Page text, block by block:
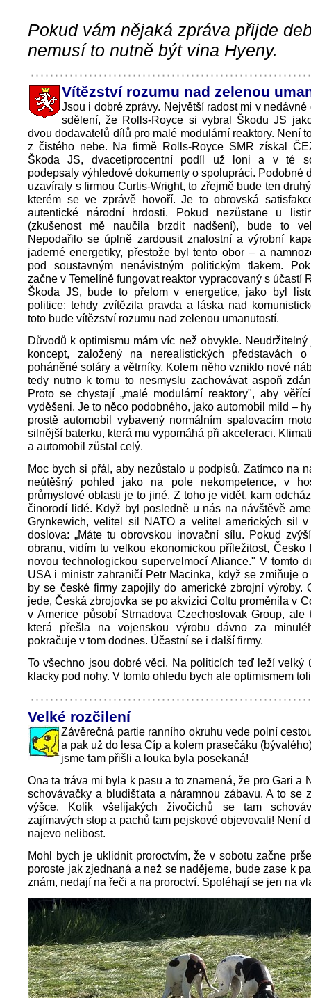
Pokud vám nějaká zpráva přijde
nemusí to nutně být vina Hyeny.
Vítězství rozumu nad zelenou
Jsou i dobré zprávy. Největší radost mi v
sdělení, že Rolls-Royce si vybral Škodu JS
dvou dodavatelů dílů pro malé modulární reaktory. Není
z čistého nebe. Na firmě Rolls-Royce SMR získal
Škoda JS, dvacetiprocentní podíl už loni a v té
podepsaly výhledové dokumenty o spolupráci. Podobné
uzavíraly s firmou Curtis-Wright, to zřejmě bude ten
kterém se ve zprávě hovoří. Je to obrovská
autentické národní hrdosti. Pokud nezůstane u
(zkušenost mě naučila brzdit nadšení), bude to
Nepodařilo se úplně zardousit znalostní a výrobní
jaderné energetiky, přestože byl tento obor – a
pod soustavným nenávistným politickým tlakem.
začne v Temelíně fungovat reaktor vypracovaný s účastí
Škoda JS, bude to přelom v energetice, jako byl
politice: tehdy zvítězila pravda a láska nad
toto bude vítězství rozumu nad zelenou umanutostí.
Důvodů k optimismu mám víc než obvykle.
koncept, založený na nerealistických představách o
poháněné soláry a větrníky. Kolem něho vzniklo nové
tedy nutno k tomu to nesmyslu zachovávat aspoň
Proto se chystají „malé modulární reaktory", aby
vyděšeni. Je to něco podobného, jako automobil mild –
prostě automobil vybavený normálním spalovacím
silnější baterku, která mu vypomáhá při akceleraci.
a automobil zůstal celý.
Moc bych si přál, aby nezůstalo u podpisů. Zatímco na
neútěšný pohled jako na pole nekompetence, v
průmyslové oblasti je to jiné. Z toho je vidět, kam
činorodí lidé. Když byl posledně u nás na návštěvě
Grynkewich, velitel sil NATO a velitel amerických sil
doslova: „Máte tu obrovskou inovační sílu. Pokud
obranu, vidím tu velkou ekonomickou příležitost, Česko
novou technologickou supervelmocí Aliance." V tomto
USA i ministr zahraničí Petr Macinka, když se zmiňuje
by se české firmy zapojily do americké zbrojní výroby.
jede, Česká zbrojovka se po akvizici Coltu proměnila v
v Americe působí Strnadova Czechoslovak Group, ale
která přešla na vojenskou výrobu dávno za
pokračuje v tom dodnes. Účastní se i další firmy.
To všechno jsou dobré věci. Na politicích teď leží velký
klacky pod nohy. V tomto ohledu bych ale optimismem
Velké rozčilení
Závěrečná partie ranního okruhu vede polní
a pak už do lesa Cíp a kolem prasečáku
jsme tam přišli a louka byla posekaná!
Ona ta tráva mi byla k pasu a to znamená, že pro Gari a
schovávačky a bludišťata a náramnou zábavu. A to se
výšce. Kolik všelijakých živočichů se tam
zajímavých stop a pachů tam pejskové objevovali! Není
najevo nelibost.
Mohl bych je uklidnit proroctvím, že v sobotu začne
poroste jak zjednaná a než se nadějeme, bude zase k
znám, nedají na řeči a na proroctví. Spoléhají se jen na